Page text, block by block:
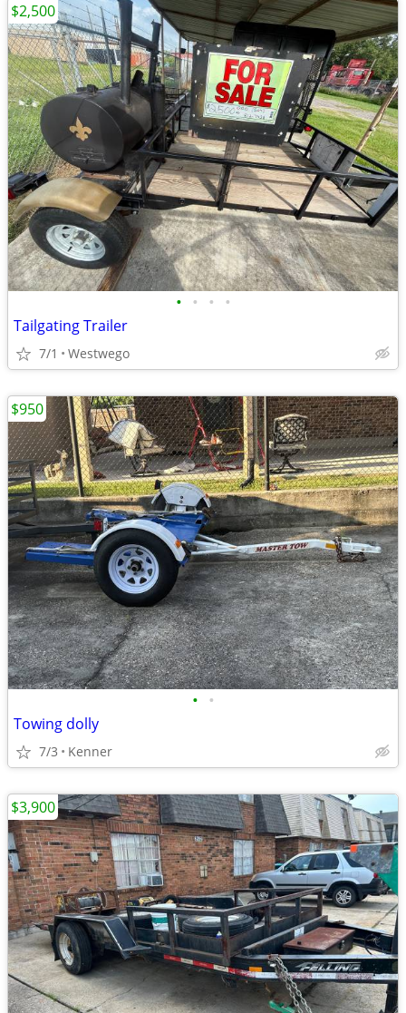
• • • •
Tailgating Trailer
7/1 Westwego
$2,500
• •
Towing dolly
7/3 Kenner
$950
$3,900